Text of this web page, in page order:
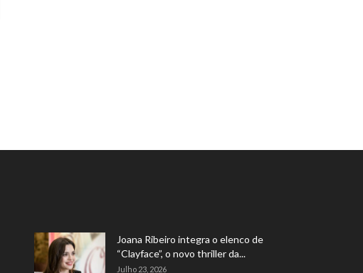
Joana Ribeiro integra o elenco de
“Clayface”, o novo thriller da...
Julho 23, 2026